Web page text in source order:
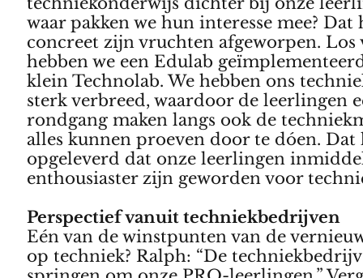
waar pakken we hun interesse mee? Dat
concreet zijn vruchten afgeworpen. Los
hebben we een Edulab
klein Technolab. We hebben ons
sterk verbreed, waardoor de leerlingen
rondgang maken langs ook de
alles kunnen proeven door te dóen. Dat
opgeleverd dat onze leerlingen
enthousiaster zijn geworden voor
Perspectief vanuit techniekbedrijven
Eén van de winstpunten van de
op techniek? Ralph: “De